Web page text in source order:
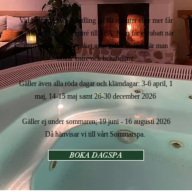
Vid bokning av behandling på 60 minuter eller mer får
ni 100 kr i rabatt på entré till SPA.Man får ej rabatt när
man bokar dagspa paket utan gäller endast när man
bokar entré ochbehandling.
Gäller även alla röda dagar och klämdagar: 3-6 april, 1
maj, 14-15 maj samt 26-30 december 2026
Gäller ej under sommaren; 19 juni - 16 augusti 2026
Då hänvisar vi till vårt Sommarspa.
BOKA DAGSPA